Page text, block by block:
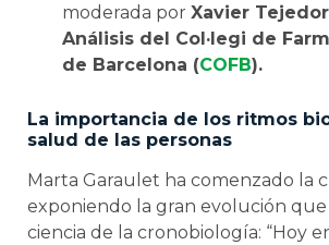
moderada por Xavier
Análisis del Col·legi de
de Barcelona (COFB).
La importancia de los ritmos
salud de las personas
Marta Garaulet ha comenzado la
exponiendo la gran evolución
ciencia de la cronobiología: “Hoy